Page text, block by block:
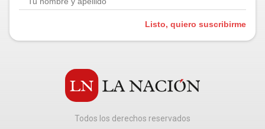
Listo, quiero suscribirme
Todos los derechos reservados